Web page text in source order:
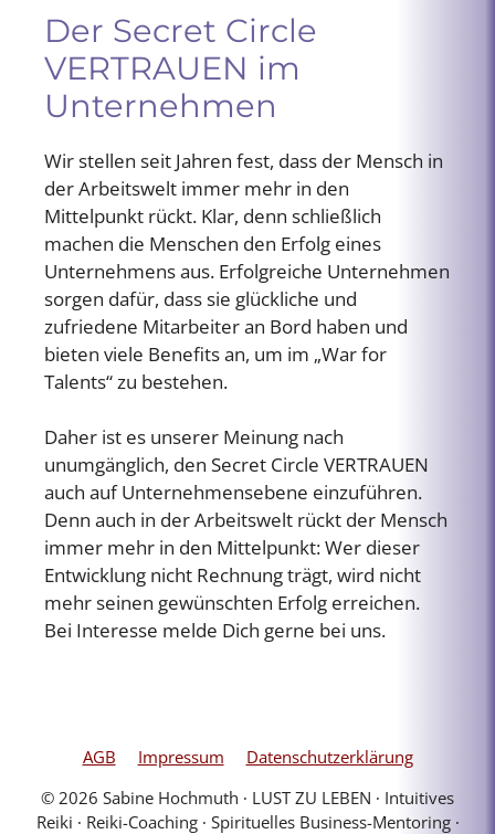
Der Secret Circle
VERTRAUEN im
Unternehmen
Wir stellen seit Jahren fest, dass der Mensch in
der Arbeitswelt immer mehr in den
Mittelpunkt rückt. Klar, denn schließlich
machen die Menschen den Erfolg eines
Unternehmens aus. Erfolgreiche Unternehmen
sorgen dafür, dass sie glückliche und
zufriedene Mitarbeiter an Bord haben und
bieten viele Benefits an, um im „War for
Talents“ zu bestehen.
Daher ist es unserer Meinung nach
unumgänglich, den Secret Circle VERTRAUEN
auch auf Unternehmensebene einzuführen.
Denn auch in der Arbeitswelt rückt der Mensch
immer mehr in den Mittelpunkt: Wer dieser
Entwicklung nicht Rechnung trägt, wird nicht
mehr seinen gewünschten Erfolg erreichen.
Bei Interesse melde Dich gerne bei uns.
AGB Impressum
Datenschutzerklärung
© 2026 Sabine Hochmuth ∙ LUST ZU LEBEN ∙ Intuitives
Reiki ∙ Reiki-Coaching ∙ Spirituelles Business-Mentoring ∙